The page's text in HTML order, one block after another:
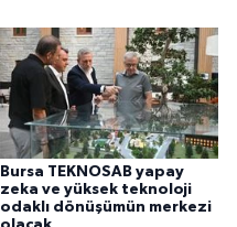
Bursa TEKNOSAB yapay
zeka ve yüksek teknoloji
odaklı dönüşümün merkezi